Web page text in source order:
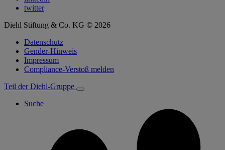
twitter
Diehl Stiftung & Co. KG © 2026
Datenschutz
Gender-Hinweis
Impressum
Compliance-Verstoß melden
Teil der Diehl-Gruppe
Suche